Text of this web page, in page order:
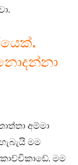
අම්මා
මම
මම